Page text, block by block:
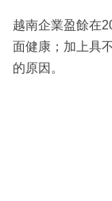
越南企業盈餘在
面健康；加上具
的原因。